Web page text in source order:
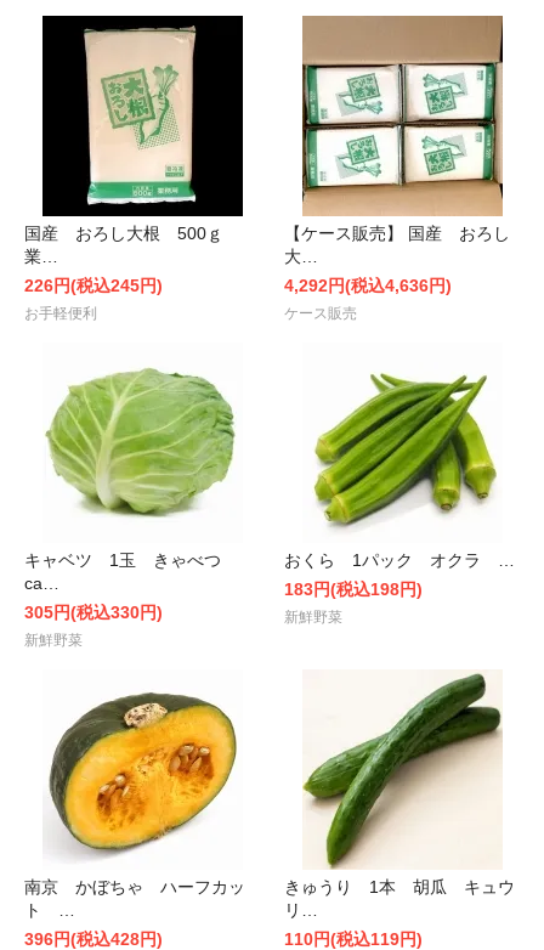
国産 おろし大根 500ｇ
業…
226円(税込245円)
お手軽便利
【ケース販売】 国産 おろし
大…
4,292円(税込4,636円)
ケース販売
キャベツ 1玉 きゃべつ
ca…
305円(税込330円)
新鮮野菜
おくら 1パック オクラ …
183円(税込198円)
新鮮野菜
南京 かぼちゃ ハーフカッ
ト …
396円(税込428円)
きゅうり 1本 胡瓜 キュウ
リ…
110円(税込119円)